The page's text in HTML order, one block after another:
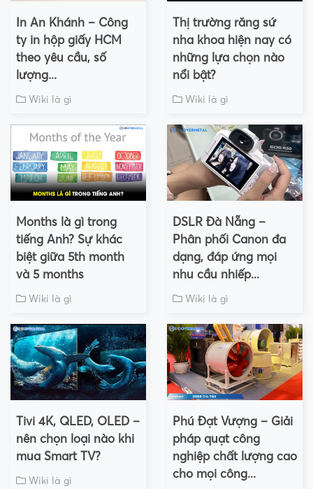
In An Khánh – Công
ty in hộp giấy HCM
theo yêu cầu, số
lượng...
Wiki là gì
Thị trường răng sứ
nha khoa hiện nay có
những lựa chọn nào
nổi bật?
Wiki là gì
Months là gì trong
tiếng Anh? Sự khác
biệt giữa 5th month
và 5 months
Wiki là gì
DSLR Đà Nẵng –
Phân phối Canon đa
dạng, đáp ứng mọi
nhu cầu nhiếp...
Wiki là gì
Tivi 4K, QLED, OLED –
nên chọn loại nào khi
mua Smart TV?
Wiki là gì
Phú Đạt Vượng – Giải
pháp quạt công
nghiệp chất lượng cao
cho mọi công...